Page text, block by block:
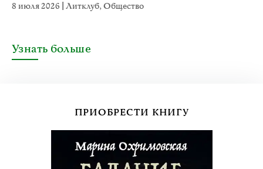
8 июля 2026 Литклуб,Общество
Узнать больше
ПРИОБРЕСТИ КНИГУ